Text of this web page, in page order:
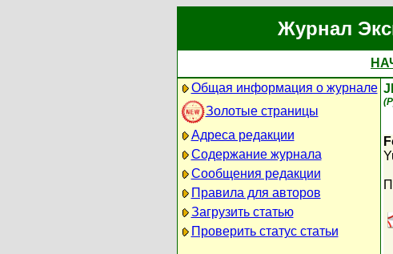
Журнал
Общая информация о журнале
Золотые страницы
Адреса редакции
Содержание журнала
Сообщения редакции
Правила для авторов
Загрузить статью
Проверить статус статьи